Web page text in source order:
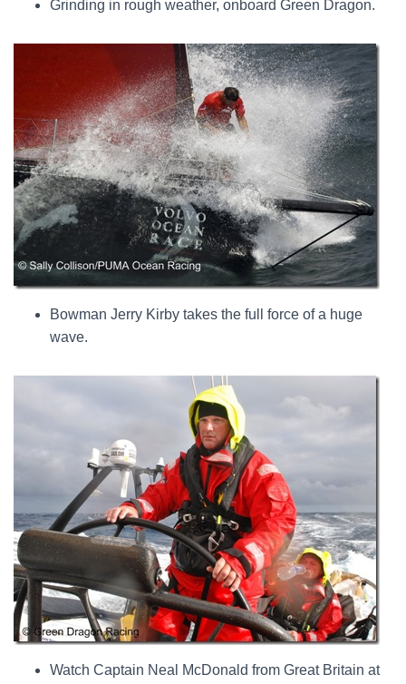
Grinding in rough weather, onboard Green Dragon.
Bowman Jerry Kirby takes the full force of a huge
wave.
Watch Captain Neal McDonald from Great Britain at